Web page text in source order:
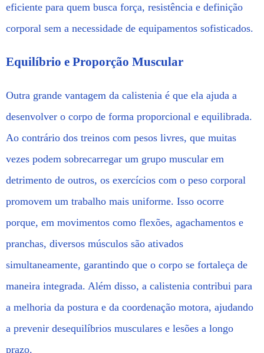
eficiente para quem busca força, resistência e definição
corporal sem a necessidade de equipamentos sofisticados.
Equilíbrio e Proporção Muscular
Outra grande vantagem da calistenia é que ela ajuda a
desenvolver o corpo de forma proporcional e equilibrada.
Ao contrário dos treinos com pesos livres, que muitas
vezes podem sobrecarregar um grupo muscular em
detrimento de outros, os exercícios com o peso corporal
promovem um trabalho mais uniforme. Isso ocorre
porque, em movimentos como flexões, agachamentos e
pranchas, diversos músculos são ativados
simultaneamente, garantindo que o corpo se fortaleça de
maneira integrada. Além disso, a calistenia contribui para
a melhoria da postura e da coordenação motora, ajudando
a prevenir desequilíbrios musculares e lesões a longo
prazo.